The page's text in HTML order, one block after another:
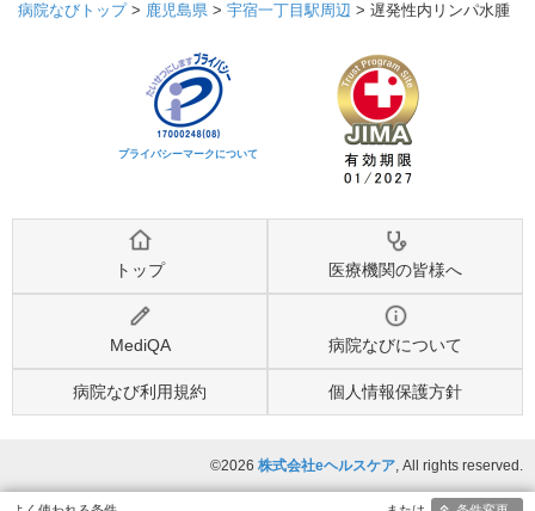
病院なびトップ> 鹿児島県 > 宇宿一丁目駅周辺 > 遅発性内リンパ水腫
プライバシーマークについて
トップ 医療機関の皆様へ
MediQA 病院なびについて
病院なび利用規約 個人情報保護方針
©2026 株式会社eヘルスケア, All rights reserved.